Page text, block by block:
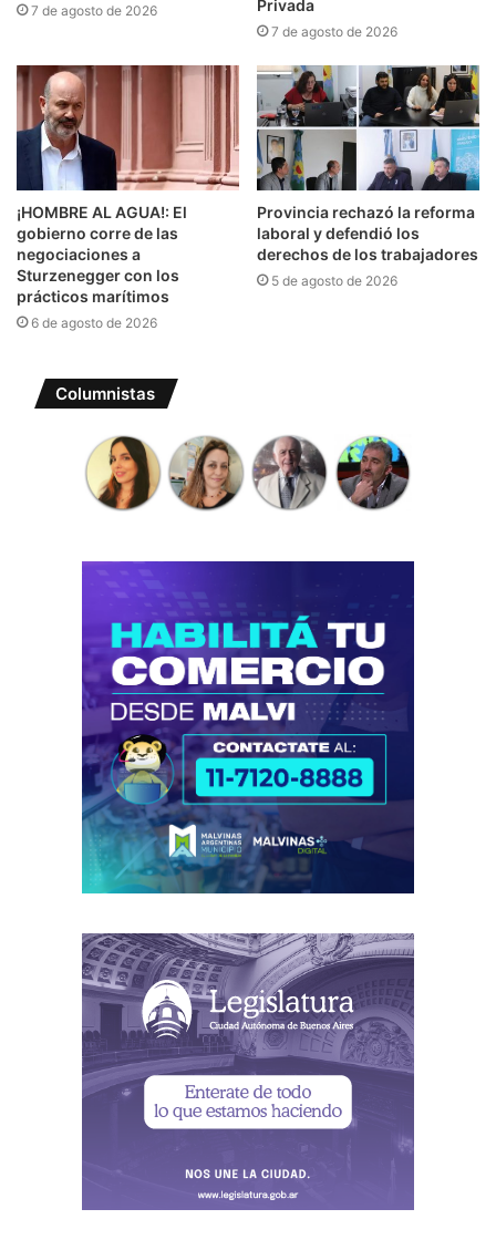
7 de agosto de 2026 Privada
7 de agosto de 2026
¡HOMBRE AL AGUA!: El
gobierno corre de las
negociaciones a
Sturzenegger con los
prácticos marítimos
6 de agosto de 2026
Provincia rechazó la reforma
laboral y defendió los
derechos de los trabajadores
5 de agosto de 2026
Columnistas